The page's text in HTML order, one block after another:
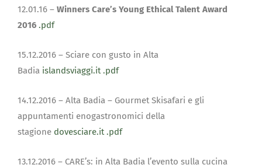
12.01.16 – Winners Care’s Young Ethical Talent Award
2016 .pdf
15.12.2016 – Sciare con gusto in Alta
Badia islandsviaggi.it .pdf
14.12.2016 – Alta Badia – Gourmet Skisafari e gli
appuntamenti enogastronomici della
stagione dovesciare.it .pdf
13.12.2016 – CARE’s: in Alta Badia l’evento sulla cucina